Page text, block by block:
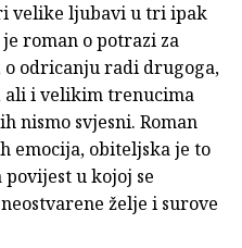
velike ljubavi u tri ipak
je roman o potrazi za
o odricanju radi drugoga,
ali i velikim trenucima
nismo svjesni. Roman
emocija, obiteljska je to
u kojoj se
želje i surove